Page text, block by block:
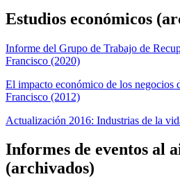
Estudios económicos
Informe del Grupo de Trabajo de
Francisco (2020)
El impacto económico de los negocios
Francisco (2012)
Actualización 2016: Industrias de la
Informes de eventos al
(archivados)